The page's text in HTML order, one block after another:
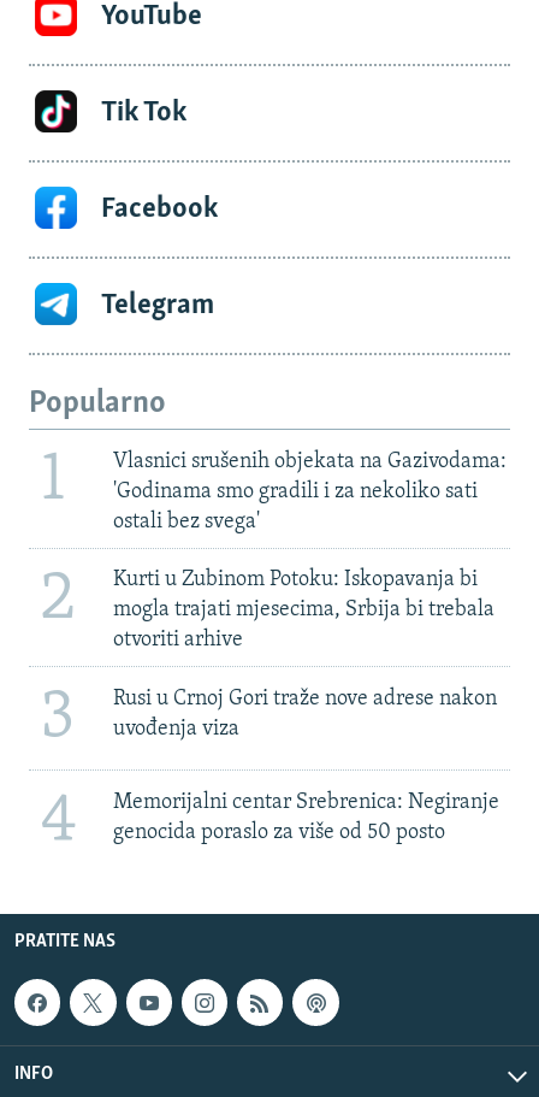
YouTube
Tik Tok
Facebook
Telegram
Popularno
1
Vlasnici srušenih objekata na Gazivodama:
'Godinama smo gradili i za nekoliko sati
ostali bez svega'
2
Kurti u Zubinom Potoku: Iskopavanja bi
mogla trajati mjesecima, Srbija bi trebala
otvoriti arhive
3
Rusi u Crnoj Gori traže nove adrese nakon
uvođenja viza
4
Memorijalni centar Srebrenica: Negiranje
genocida poraslo za više od 50 posto
PRATITE NAS
INFO